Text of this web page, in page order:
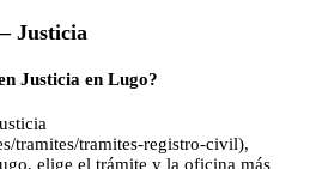
Justicia
Justicia en Lugo?
tramites/tramites-registro-civil),
elige el trámite y la oficina más